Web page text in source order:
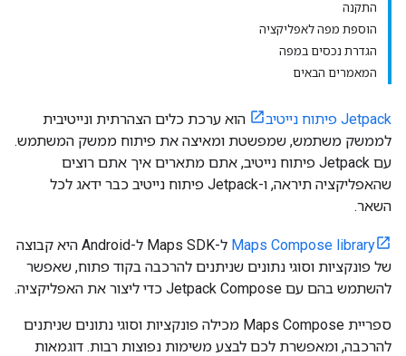
התקנה
הוספת מפה לאפליקציה
הגדרת נכסים במפה
המאמרים הבאים
Jetpack פיתוח נייטיב
הוא ערכת כלים הצהרתית ונייטיבית
לממשק משתמש, שמפשטת ומאיצה את פיתוח ממשק המשתמש.
עם Jetpack פיתוח נייטיב, אתם מתארים איך אתם רוצים
שהאפליקציה תיראה, ו-Jetpack פיתוח נייטיב כבר ידאג לכל
השאר.
Maps Compose library
ל-Maps SDK ל-Android היא קבוצה
של פונקציות וסוגי נתונים שניתנים להרכבה בקוד פתוח, שאפשר
להשתמש בהם עם Jetpack Compose כדי ליצור את האפליקציה.
ספריית Maps Compose מכילה פונקציות וסוגי נתונים שניתנים
להרכבה, ומאפשרת לכם לבצע משימות נפוצות רבות. דוגמאות